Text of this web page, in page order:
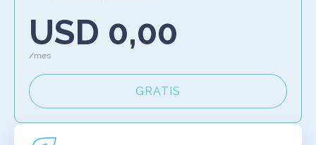
USD 0,00
/mes
GRATIS